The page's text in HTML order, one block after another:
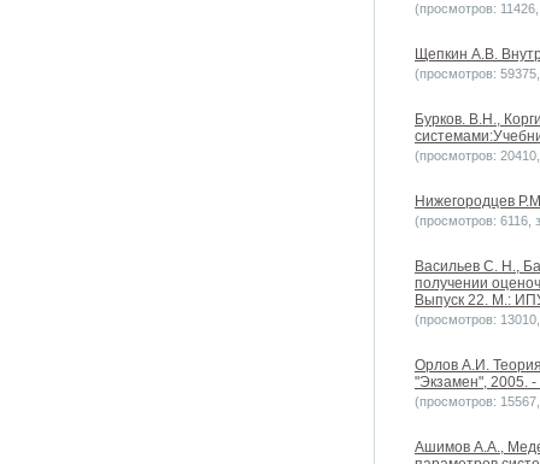
(просмотров:
Щепкин А.В.
(просмотров:
Бурков. В.Н.,
(просмотров:
Нижегородцев
(просмотров: 6116,
Васильев С. Н.,
получении
Выпуск 22. М.:
(просмотров:
Орлов А.И.
"Экзамен", 2005. -
(просмотров:
Ашимов А.А.,